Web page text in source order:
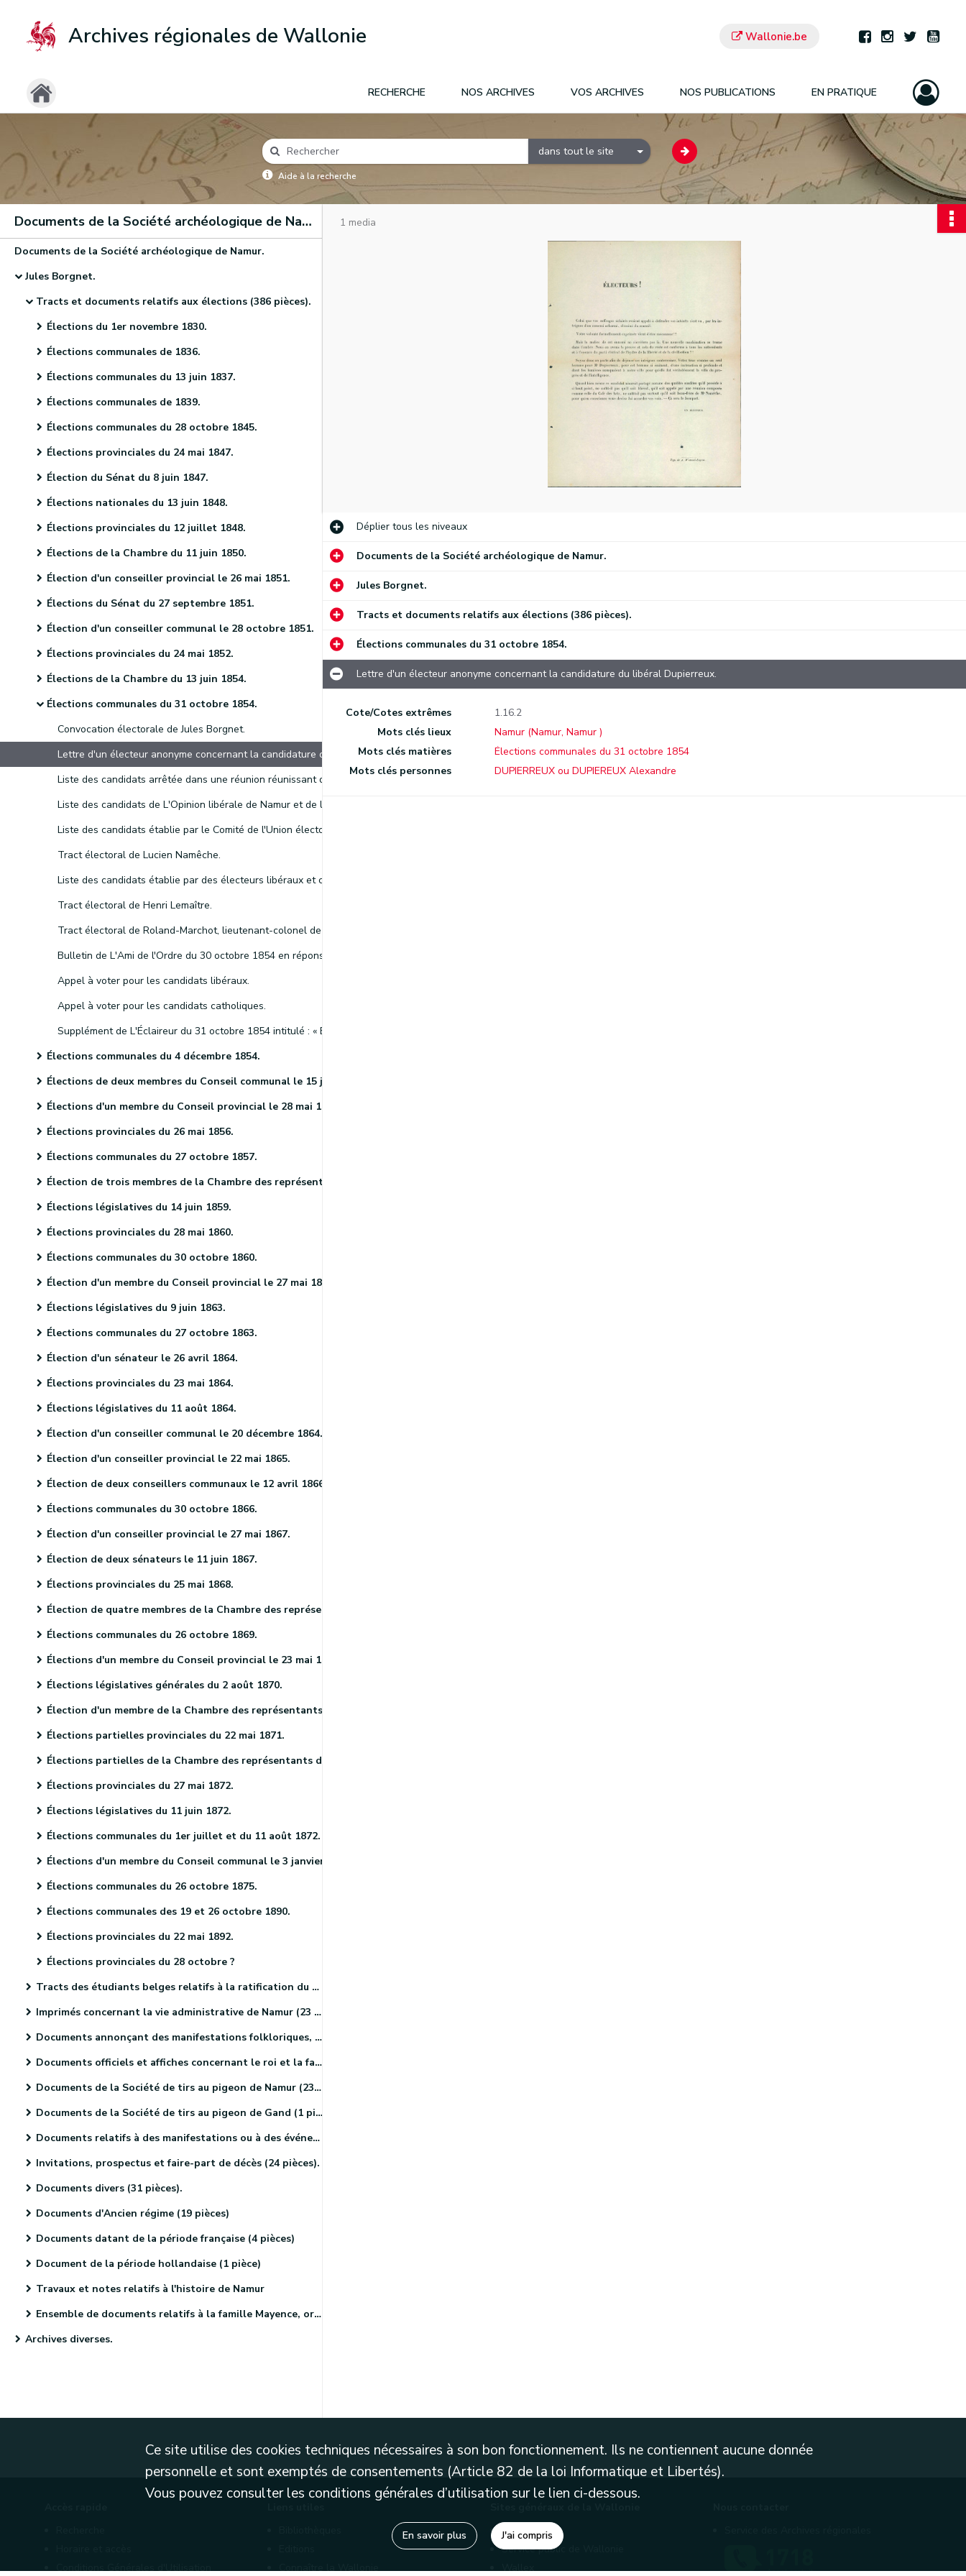
Archives régionales de Wallonie Wallonie.be
RECHERCHE NOS ARCHIVES VOS ARCHIVES NOS PUBLICATIONS EN PRATIQUE
dans tout le site
Aide à la recherche
Documents de la Société archéologique de Namur
Documents de la Société archéologique de Namur.
Jules Borgnet.
Tracts et documents relatifs aux élections (386 pièces).
Élections du 1er novembre 1830.
Élections communales de 1836.
Élections communales du 13 juin 1837.
Élections communales de 1839.
Élections communales du 28 octobre 1845.
Élections provinciales du 24 mai 1847.
Élection du Sénat du 8 juin 1847.
Élections nationales du 13 juin 1848.
Élections provinciales du 12 juillet 1848.
Élections de la Chambre du 11 juin 1850.
Élection d'un conseiller provincial le 26 mai 1851.
Élections du Sénat du 27 septembre 1851.
Élection d'un conseiller communal le 28 octobre 1851.
Élections provinciales du 24 mai 1852.
Élections de la Chambre du 13 juin 1854.
Élections communales du 31 octobre 1854.
Convocation électorale de Jules Borgnet.
Liste des candidats établie par le Comité de l'Union électorale.
Tract électoral de Lucien Namêche.
Tract électoral de Henri Lemaître.
Appel à voter pour les candidats libéraux.
Appel à voter pour les candidats catholiques.
Élections communales du 4 décembre 1854.
Élections de deux membres du Conseil communal le 15 janvier 1855.
Élections d'un membre du Conseil provincial le 28 mai 1855.
Élections provinciales du 26 mai 1856.
Élections communales du 27 octobre 1857.
Élection de trois membres de la Chambre des représentants le 10 décembre 1857.
Élections législatives du 14 juin 1859.
Élections provinciales du 28 mai 1860.
Élections communales du 30 octobre 1860.
Élection d'un membre du Conseil provincial le 27 mai 1861.
Élections législatives du 9 juin 1863.
Élections communales du 27 octobre 1863.
Élection d'un sénateur le 26 avril 1864.
Élections provinciales du 23 mai 1864.
Élections législatives du 11 août 1864.
Élection d'un conseiller communal le 20 décembre 1864.
Élection d'un conseiller provincial le 22 mai 1865.
Élection de deux conseillers communaux le 12 avril 1866.
Élections communales du 30 octobre 1866.
Élection d'un conseiller provincial le 27 mai 1867.
Élection de deux sénateurs le 11 juin 1867.
Élections provinciales du 25 mai 1868.
Élection de quatre membres de la Chambre des représentants le 9 juin 1868.
Élections communales du 26 octobre 1869.
Élections d'un membre du Conseil provincial le 23 mai 1870.
Élections législatives générales du 2 août 1870.
Élection d'un membre de la Chambre des représentants le 29 septembre 1870.
Élections partielles provinciales du 22 mai 1871.
Élections partielles de la Chambre des représentants du 27 décembre 1871.
Élections provinciales du 27 mai 1872.
Élections législatives du 11 juin 1872.
Élections communales du 1er juillet et du 11 août 1872.
Élections d'un membre du Conseil communal le 3 janvier 1873.
Élections communales du 26 octobre 1875.
Élections communales des 19 et 26 octobre 1890.
Élections provinciales du 22 mai 1892.
Élections provinciales du 28 octobre ?
Tracts des étudiants belges relatifs à la ratification du Traité des XXIV articles (4 pièces).
Imprimés concernant la vie administrative de Namur (23 pièces).
Documents annonçant des manifestations folkloriques, culturelles et sportives. (46 pièces)
Documents officiels et affiches concernant le roi et la famille royale (18 pièces)
Documents de la Société de tirs au pigeon de Namur (23 pièces)
Documents de la Société de tirs au pigeon de Gand (1 pièce).
Documents relatifs à des manifestations ou à des événements religieux (41 pièces)
Invitations, prospectus et faire-part de décès (24 pièces).
Documents divers (31 pièces).
Documents d'Ancien régime (19 pièces)
Documents datant de la période française (4 pièces)
Document de la période hollandaise (1 pièce)
Travaux et notes relatifs à l'histoire de Namur
Ensemble de documents relatifs à la famille Mayence, originaire de Metz (4 pièces)
Archives diverses.
1 media
Dépliertous les niveaux
Documents de la Société archéologique de Namur.
Jules Borgnet.
Tracts et documents relatifs aux élections (386 pièces).
Élections communales du 31 octobre 1854.
Lettre d'un électeur anonyme concernant la candidature du libéral Dupierreux.
Cote/Cotes extrêmes
1.16.2
Mots clés lieux
Namur (Namur, Namur )
Mots clés matières
Élections communales du 31 octobre 1854
Mots clés personnes
DUPIERREUX ou DUPIEREUX Alexandre
Conditions Générales d'Utilisation
Connaître la Wallonie
Wallonie.be
Service public de Wallonie
Wallex
Ce site utilise des cookies techniques nécessaires à son bon fonctionnement. Ils ne contiennent aucune donnée
personnelle et sont exemptés de consentements (Article 82 de la loi Informatique et Libertés).
Vous pouvez consulter les conditions générales d’utilisation sur le lien ci-dessous.
En savoir plus J'ai compris